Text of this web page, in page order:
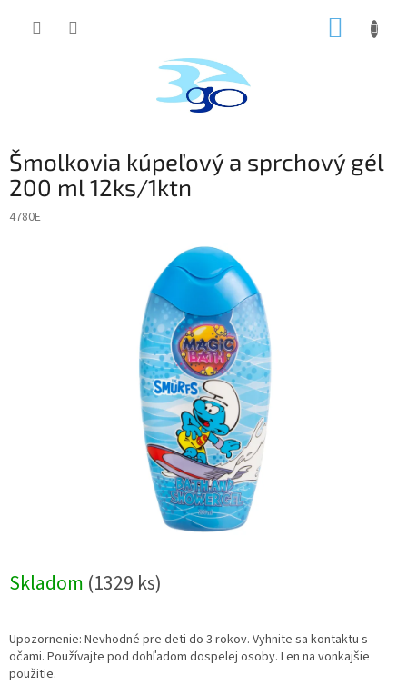
Šmolkovia kúpeľový a sprchový gél
200 ml 12ks/1ktn
4780E
Skladom (1329 ks)
Upozornenie: Nevhodné pre deti do 3 rokov. Vyhnite sa kontaktu s
očami. Používajte pod dohľadom dospelej osoby. Len na vonkajšie
použitie.